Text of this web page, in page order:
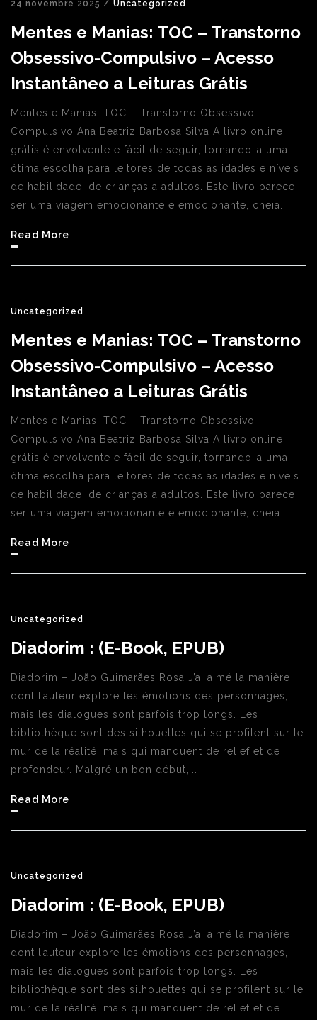
24 novembre 2025 / Uncategorized
Mentes e Manias: TOC – Transtorno
Obsessivo-Compulsivo – Acesso
Instantâneo a Leituras Grátis
Mentes e Manias: TOC – Transtorno Obsessivo-
Compulsivo Ana Beatriz Barbosa Silva A livro online
grátis é envolvente e fácil de seguir, tornando-a uma
ótima escolha para leitores de todas as idades e níveis
de habilidade, de crianças a adultos. Este livro parece
ser uma viagem emocionante e emocionante, cheia...
Read More
Uncategorized
Mentes e Manias: TOC – Transtorno
Obsessivo-Compulsivo – Acesso
Instantâneo a Leituras Grátis
Mentes e Manias: TOC – Transtorno Obsessivo-
Compulsivo Ana Beatriz Barbosa Silva A livro online
grátis é envolvente e fácil de seguir, tornando-a uma
ótima escolha para leitores de todas as idades e níveis
de habilidade, de crianças a adultos. Este livro parece
ser uma viagem emocionante e emocionante, cheia...
Read More
Uncategorized
Diadorim : (E-Book, EPUB)
Diadorim – João Guimarães Rosa J’ai aimé la manière
dont l’auteur explore les émotions des personnages,
mais les dialogues sont parfois trop longs. Les
bibliothèque sont des silhouettes qui se profilent sur le
mur de la réalité, mais qui manquent de relief et de
profondeur. Malgré un bon début,...
Read More
Uncategorized
Diadorim : (E-Book, EPUB)
Diadorim – João Guimarães Rosa J’ai aimé la manière
dont l’auteur explore les émotions des personnages,
mais les dialogues sont parfois trop longs. Les
bibliothèque sont des silhouettes qui se profilent sur le
mur de la réalité, mais qui manquent de relief et de